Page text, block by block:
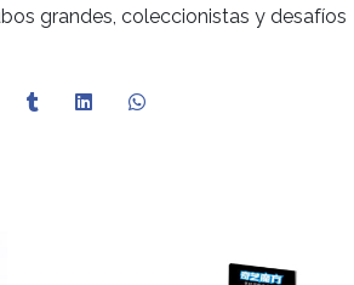
grandes, coleccionistas y desafíos